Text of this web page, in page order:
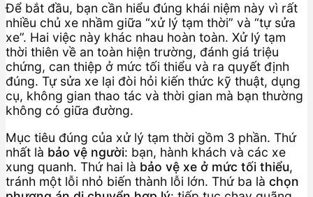
Để bắt đầu, bạn cần hiểu đúng khái niệm này vì rất
nhiều chủ xe nhầm giữa “xử lý tạm thời” và “tự sửa
xe”. Hai việc này khác nhau hoàn toàn. Xử lý tạm
thời thiên về an toàn hiện trường, đánh giá triệu
chứng, can thiệp ở mức tối thiểu và ra quyết định
đúng. Tự sửa xe lại đòi hỏi kiến thức kỹ thuật, dụng
cụ, không gian thao tác và thời gian mà bạn thường
không có giữa đường.
Mục tiêu đúng của xử lý tạm thời gồm 3 phần. Thứ
nhất là bảo vệ người: bạn, hành khách và các xe
xung quanh. Thứ hai là bảo vệ xe ở mức tối thiểu,
tránh một lỗi nhỏ biến thành lỗi lớn. Thứ ba là chọn